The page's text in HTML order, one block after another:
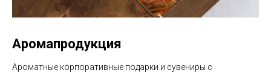
Аромапродукция
Ароматные корпоративные подарки и сувениры с